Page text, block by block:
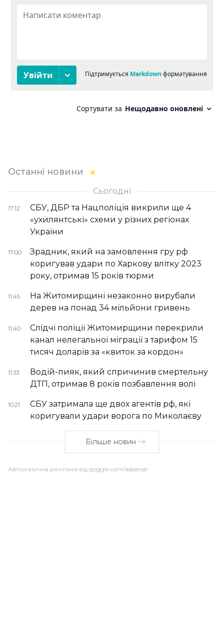
Останні новини
Сьогодні
17:12
СБУ, ДБР та Нацполіція викрили ще 4
«ухилянтські» схеми у різних регіонах
України
17:00
Зрадник, який на замовлення гру рф
коригував удари по Харкову влітку 2023
року, отримав 15 років тюрми
11:45
На Житомирщині незаконно вирубали
дерев на понад 34 мільйони гривень
11:40
Слідчі поліції Житомирщини перекрили
канал нелегальної міграції з тарифом 15
тисяч доларів за «квиток за кордон»
11:33
Водій-пияк, який спричинив смертельну
ДТП, отримав 8 років позбавлення волі
10:21
СБУ затримала ще двох агентів рф, які
коригували удари ворога по Миколаєву
Більше новин
Автоматична реклама від goggle.com/adsense: